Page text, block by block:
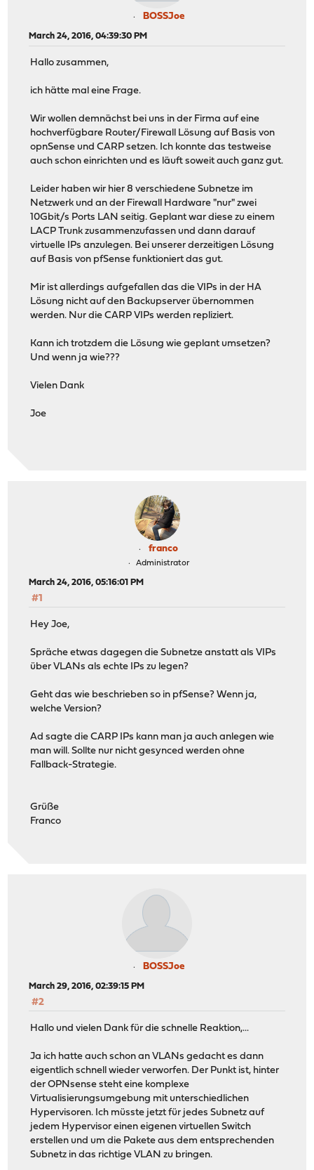
BOSSJoe
March 24, 2016, 04:39:30 PM
Hallo zusammen,
ich hätte mal eine Frage.
Wir wollen demnächst bei uns in der Firma auf eine
hochverfügbare Router/Firewall Lösung auf Basis von
opnSense und CARP setzen. Ich konnte das testweise
auch schon einrichten und es läuft soweit auch ganz gut.
Leider haben wir hier 8 verschiedene Subnetze im
Netzwerk und an der Firewall Hardware "nur" zwei
10Gbit/s Ports LAN seitig. Geplant war diese zu einem
LACP Trunk zusammenzufassen und dann darauf
virtuelle IPs anzulegen. Bei unserer derzeitigen Lösung
auf Basis von pfSense funktioniert das gut.
Mir ist allerdings aufgefallen das die VIPs in der HA
Lösung nicht auf den Backupserver übernommen
werden. Nur die CARP VIPs werden repliziert.
Kann ich trotzdem die Lösung wie geplant umsetzen?
Und wenn ja wie???
Vielen Dank
Joe
franco
Administrator
March 24, 2016, 05:16:01 PM
#1
Hey Joe,
Spräche etwas dagegen die Subnetze anstatt als VIPs
über VLANs als echte IPs zu legen?
Geht das wie beschrieben so in pfSense? Wenn ja,
welche Version?
Ad sagte die CARP IPs kann man ja auch anlegen wie
man will. Sollte nur nicht gesynced werden ohne
Fallback-Strategie.
Grüße
Franco
BOSSJoe
March 29, 2016, 02:39:15 PM
#2
Hallo und vielen Dank für die schnelle Reaktion,...
Ja ich hatte auch schon an VLANs gedacht es dann
eigentlich schnell wieder verworfen. Der Punkt ist, hinter
der OPNsense steht eine komplexe
Virtualisierungsumgebung mit unterschiedlichen
Hypervisoren. Ich müsste jetzt für jedes Subnetz auf
jedem Hypervisor einen eigenen virtuellen Switch
erstellen und um die Pakete aus dem entsprechenden
Subnetz in das richtige VLAN zu bringen.